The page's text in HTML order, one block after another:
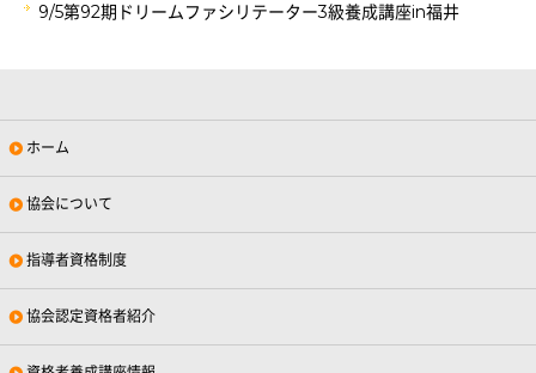
9/5第92期ドリームファシリテーター3級養成講座in福井
ホーム
協会について
指導者資格制度
協会認定資格者紹介